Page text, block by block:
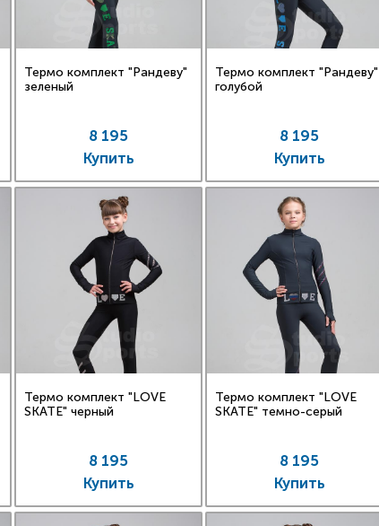
Термо комплект "Рандеву"
зеленый
8 195
Купить
Термо комплект "Рандеву"
голубой
8 195
Купить
Термо комплект "LOVE
SKATE" черный
8 195
Купить
Термо комплект "LOVE
SKATE" темно-серый
8 195
Купить